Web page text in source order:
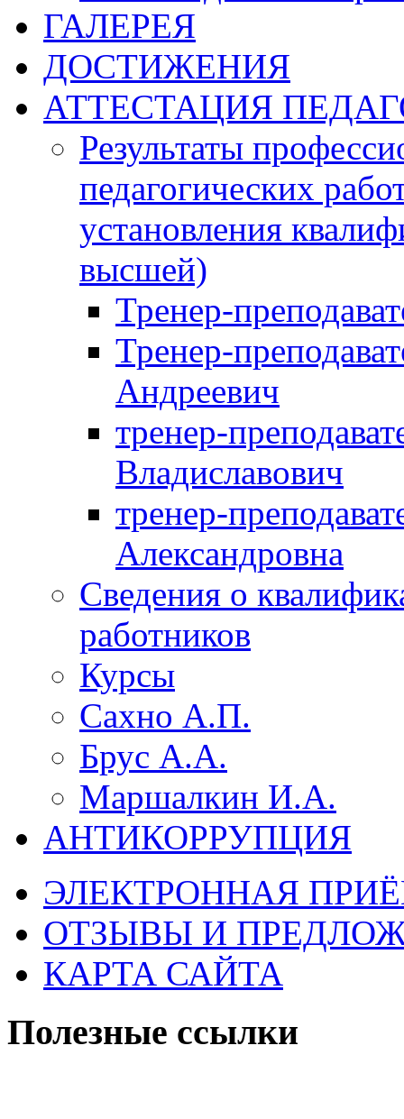
ГАЛЕРЕЯ
ДОСТИЖЕНИЯ
АТТЕСТАЦИЯ
Результаты
педагогических
установления
высшей)
Тренер-
Тренер-
Андреевич
тренер-
Владиславович
тренер-
Александровна
Сведения о
работников
Курсы
Сахно А.П.
Брус А.А.
Маршалкин И.А.
АНТИКОРРУПЦИЯ
ЭЛЕКТРОННАЯ
ОТЗЫВЫ И
КАРТА САЙТА
Полезные ссылки